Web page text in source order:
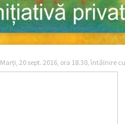
Marți, 20 sept. 2016, ora 18.30, întâlnire